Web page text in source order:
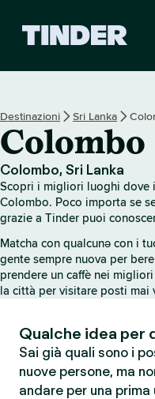
i
T
i
d
e
r
Destinazioni Sri Lanka
Colombo
Colombo, Sri Lanka
Scopri i migliori luoghi dove
Colombo. Poco importa se
grazie a Tinder puoi
Matcha con qualcunə con i
gente sempre nuova per
prendere un caffè nei
la città per visitare posti mai
Qualche idea per
Sai già quali sono i
nuove persone, ma
andare per una